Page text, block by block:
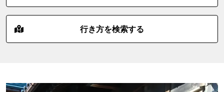
行き方を検索する